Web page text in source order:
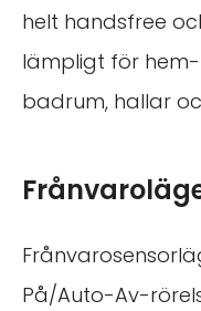
helt handsfree
lämpligt för
badrum, hallar
På/Auto-Av-